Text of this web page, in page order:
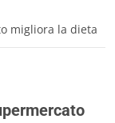
migliora la dieta